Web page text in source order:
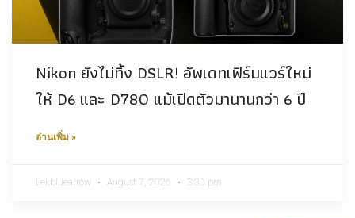
Nikon ยังไม่ทิ้ง DSLR! อัพเดทเฟิร์มแวร์ใหม่
ให้ D6 และ D780 แม้เปิดตัวมานานกว่า 6 ปี
อ่านเพิ่ม »
Lekbluearrow August 7, 2026 3:30 pm